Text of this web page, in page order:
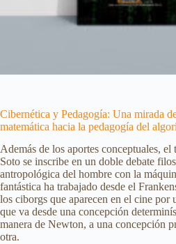
Cibernética y Pedagogía: Una mirada
matemática hacia la pedagogía del
Además de los aportes conceptuales,
Soto se inscribe en un doble debate
antropológica del hombre con la
fantástica ha trabajado desde el
los ciborgs que aparecen en el cine por
que va desde una concepción
manera de Newton, a una concepción
otra.